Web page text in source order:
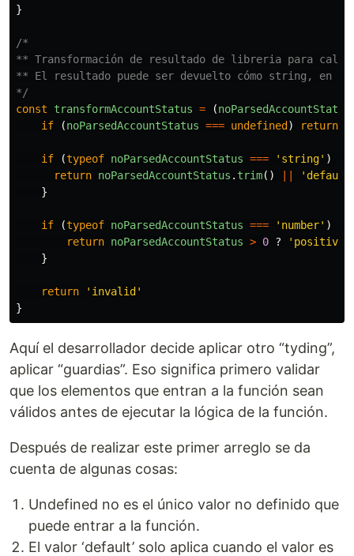
}
/*
** Transformación de resultado de libreria para
** El resultado puede ser devuelto cómo string, en
*/
const
transformAccountStatus = (noParsedAccountStatus
if
(noParsedAccountStatus === undefined) return
if (typeof noParsedAccountStatus === ' string' )
return noParsedAccountStatus . trim() || ' default
}
if (typeof noParsedAccountStatus === ' number' )
return noParsedAccountStatus > 0 ? ' positive
}
return ' invalid'
}
Aquí el desarrollador decide aplicar otro “tyding”,
aplicar “guardias”. Eso significa primero validar
que los elementos que entran a la función sean
válidos antes de ejecutar la lógica de la función.
Después de realizar este primer arreglo se da
cuenta de algunas cosas:
Undefined no es el único valor no definido que
puede entrar a la función.
El valor ‘default’ solo aplica cuando el valor es